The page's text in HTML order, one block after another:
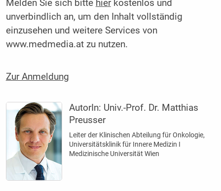
Melden Sie sich bitte hierkostenlos und
unverbindlich an, um den Inhalt vollständig
einzusehen und weitere Services von
www.medmedia.at zu nutzen.
Zur Anmeldung
AutorIn: Univ.-Prof. Dr. Matthias
Preusser
Leiter der Klinischen Abteilung für Onkologie,
Universitätsklinik für Innere Medizin I
Medizinische Universität Wien